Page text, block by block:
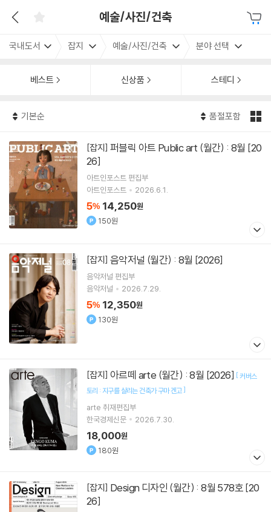
예술/사진/건축
국내도서 잡지 예술/사진/건축 분야 선택
베스트 신상품 스테디
기본순 품절포함
[잡지]
26]
아트인포스트 편집부
아트인포스트
2026.6.1.
5% 14,250원
150원
[잡지] 음악저널 (월간) : 8월 [2026]
음악저널 편집부
음악저널
2026.7.29.
5% 12,350원
130원
[잡지] 아르떼 arte (월간) : 8월 [2026] [커버스
토리 : 지구를 살리는 건축가 구마 겐고 ]
arte 취재편집부
한국경제신문
2026.7.30.
18,000원
180원
[잡지]
26]